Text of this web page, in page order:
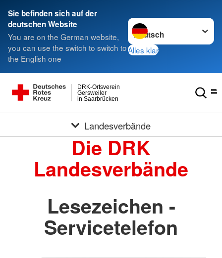
Sie befinden sich auf der
deutschen Website
You are on the German website,
you can use the switch to switch to
the English one
Sprache wechseln zu
Alles klar
in Saarbrücken
Gersweiler
DRK-Ortsverein
Landesverbände
Die DRK
Landesverbände
Lesezeichen -
Servicetelefon